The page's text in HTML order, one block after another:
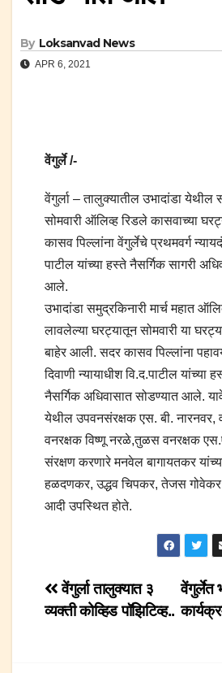
By Loksanvad News
APR 6, 2021
वेंगुर्ले /-
वेंगुर्ला – तालुक्यातील उभादांडा येथील
सोमवारी ऑलिव्ह रिडले कासवाच्या
कासव पिल्लांना वेंगुर्लेचे प्रथमवर्ग
पाटील यांच्या हस्ते नैसर्गिक सागरी
आले.
उभादांडा समुद्रकिनारी मार्च महात
लावलेल्या घरट्यातून सोमवारी या
बाहेर आली. सदर कासव पिल्लांना
दिवाणी न्यायाधीश वि.द.पाटील यांच्या
नैसर्गिक अधिवासात सोडण्यात आले.
येथील उपवनसंरक्षक एस. बी. नारनवर,
वनरक्षक विष्णू नरळे,तुळस वनरक्षक
संरक्षण करणारे मनवेल बागायतकर
हळदणकर, उद्धव चिपकर, तेजस
आदी उपस्थित होते.
Post
navigation
वेंगुर्लेत
वेंगुर्ला तालुक्यात ३
व्यक्ती कोव्हिड पॉझिटिव्ह..